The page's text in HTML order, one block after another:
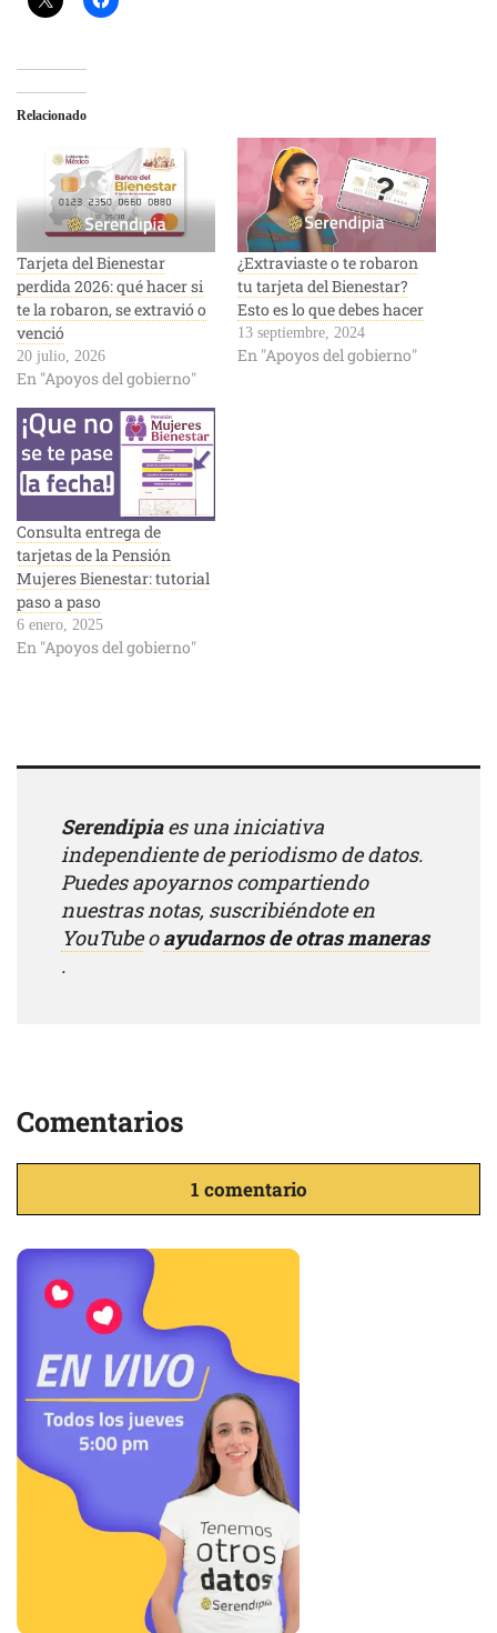
Relacionado
Tarjeta del Bienestar
perdida 2026: qué hacer si
te la robaron, se extravió o
venció
20 julio, 2026
En "Apoyos del gobierno"
¿Extraviaste o te robaron
tu tarjeta del Bienestar?
Esto es lo que debes hacer
13 septiembre, 2024
En "Apoyos del gobierno"
Consulta entrega de
tarjetas de la Pensión
Mujeres Bienestar: tutorial
paso a paso
6 enero, 2025
En "Apoyos del gobierno"
Serendipiaes una iniciativa
independiente de periodismo de datos.
Puedes apoyarnos compartiendo
nuestras notas, suscribiéndote en
YouTubeoayudarnos de otras maneras
.
Comentarios
1 comentario